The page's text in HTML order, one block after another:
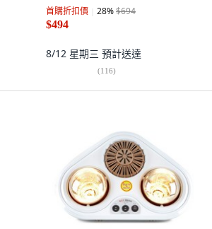
首購折扣價 28%$694
$494
8/12 星期三 預計送達
(116)